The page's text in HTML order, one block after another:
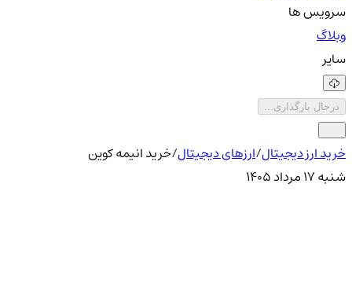
سرویس ها
وبلاگ
سایر
درحال بارگذاری...
خرید ارز دیجیتال/ارزهای دیجیتال/خرید انیمه کوین
شنبه ۱۷ مرداد ۱۴۰۵